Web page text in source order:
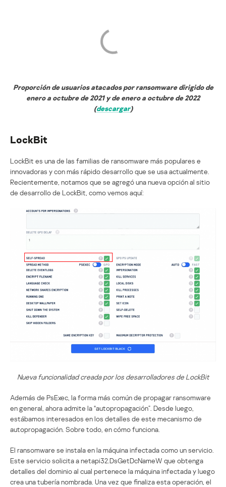
Proporción de usuarios atacados por ransomware dirigido de
enero a octubre de 2021 y de enero a octubre de 2022
(descargar)
LockBit
LockBit es una de las familias de ransomware más populares e
innovadoras y con más rápido desarrollo que se usa actualmente.
Recientemente, notamos que se agregó una nueva opción al sitio
de desarrollo de LockBit, como vemos aquí:
Nueva funcionalidad creada por los desarrolladores de LockBit
Además de PsExec, la forma más común de propagar ransomware
en general, ahora admite la “autopropagación”. Desde luego,
estábamos interesados en los detalles de este mecanismo de
autopropagación. Sobre todo, en cómo funciona.
El ransomware se instala en la máquina infectada como un servicio.
Este servicio solicita a netapi32.DsGetDcNameW que obtenga
detalles del dominio al cual pertenece la máquina infectada y luego
crea una tubería nombrada. Una vez que finaliza esta operación, el